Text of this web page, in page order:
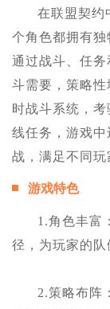
在联盟契约
个角色都拥有
通过战斗、任
斗需要，策略
时战斗系统，
线任务，游戏
战，满足不同玩
游戏特色
1.角色丰富
径，为玩家的队
2.策略布阵